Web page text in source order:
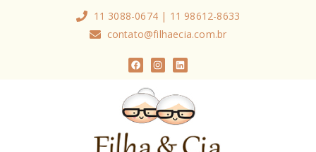
11 3088-0674 | 11 98612-8633
contato@filhaecia.com.br